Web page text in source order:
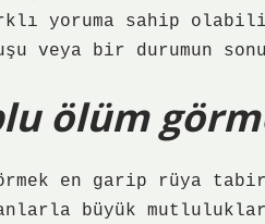
yoruma sahip
veya bir durumun
ölüm
en garip rüya
büyük